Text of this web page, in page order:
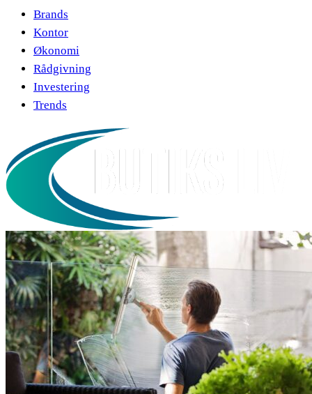
Brands
Kontor
Økonomi
Rådgivning
Investering
Trends